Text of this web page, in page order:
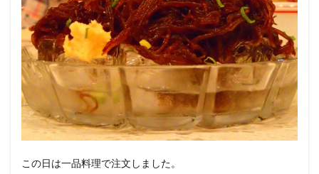
この日は一品料理で注文しました。